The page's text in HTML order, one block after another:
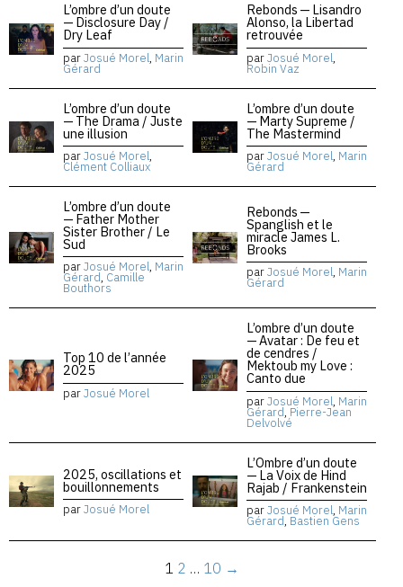
L’ombre d’un doute
— Disclosure Day /
Dry Leaf
parJosué Morel, Marin
Gérard
Rebonds — Lisandro
Alonso, la Libertad
retrouvée
parJosué Morel,
Robin Vaz
L’ombre d’un doute
— The Drama / Juste
une illusion
parJosué Morel,
Clément Colliaux
L’ombre d’un doute
— Marty Supreme /
The Mastermind
parJosué Morel, Marin
Gérard
L’ombre d’un doute
— Father Mother
Sister Brother / Le
Sud
parJosué Morel, Marin
Gérard, Camille
Bouthors
Rebonds —
Spanglish et le
miracle James L.
Brooks
parJosué Morel, Marin
Gérard
Top 10 de l’année
2025
parJosué Morel
L’ombre d’un doute
— Avatar : De feu et
de cendres /
Mektoub my Love :
Canto due
parJosué Morel, Marin
Gérard, Pierre-Jean
Delvolvé
2025, oscillations et
bouillonnements
parJosué Morel
L’Ombre d’un doute
— La Voix de Hind
Rajab / Frankenstein
parJosué Morel, Marin
Gérard, Bastien Gens
1 2 … 10 →